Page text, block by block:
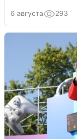
6 августа 293